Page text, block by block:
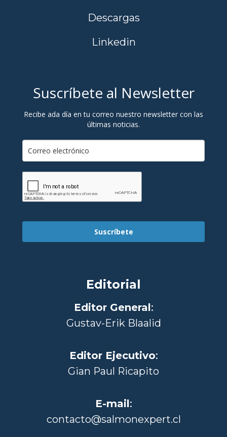
Descargas
Linkedin
Suscríbete al Newsletter
Recibe ada día en tu correo nuestro newsletter con las
últimas noticias.
Suscríbete
Editorial
Editor General:
Gustav-Erik Blaalid
Editor Ejecutivo:
Gian Paul Ricapito
E-mail:
contacto@salmonexpert.cl